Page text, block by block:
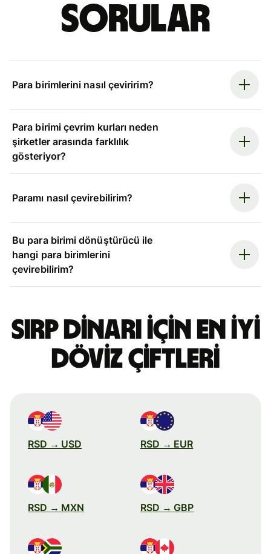
sorular
Para birimlerini nasıl çeviririm?
Para birimi çevrim kurları neden
şirketler arasında farklılık
gösteriyor?
Paramı nasıl çevirebilirim?
Bu para birimi dönüştürücü ile
hangi para birimlerini
çevirebilirim?
Sırp dinarı için en iyi
döviz çiftleri
RSD → USD RSD → EUR
RSD → MXN RSD → GBP